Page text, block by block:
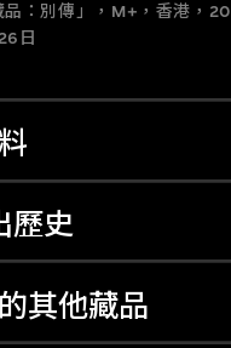
品：別傳」，M+，香港，
日
歷史
其他藏品